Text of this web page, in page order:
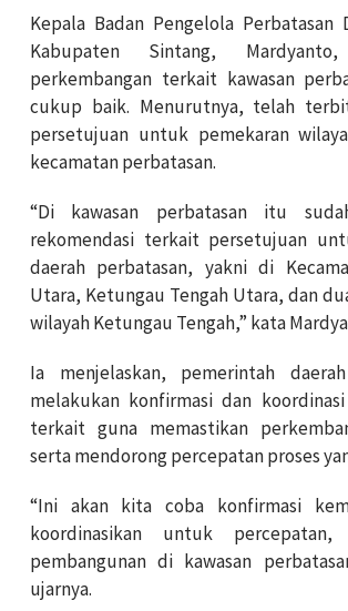
Kepala Badan Pengelola Perbatasan
Kabupaten Sintang, Mardyanto,
perkembangan terkait kawasan
cukup baik. Menurutnya, telah
persetujuan untuk pemekaran
kecamatan perbatasan.
“Di kawasan perbatasan itu
rekomendasi terkait persetujuan
daerah perbatasan, yakni di
Utara, Ketungau Tengah Utara, dan
wilayah Ketungau Tengah,” kata
Ia menjelaskan, pemerintah
melakukan konfirmasi dan
terkait guna memastikan
serta mendorong percepatan proses
“Ini akan kita coba konfirmasi
koordinasikan untuk
pembangunan di kawasan
ujarnya.